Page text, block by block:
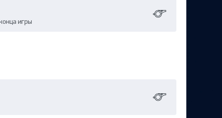
игры